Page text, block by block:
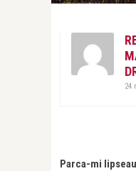
24
Parca-mi